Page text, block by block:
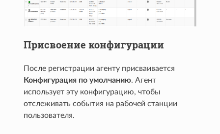
Присвоение конфигурации
После регистрации агенту присваивается
Конфигурация по умолчанию. Агент
использует эту конфигурацию, чтобы
отслеживать события на рабочей станции
пользователя.